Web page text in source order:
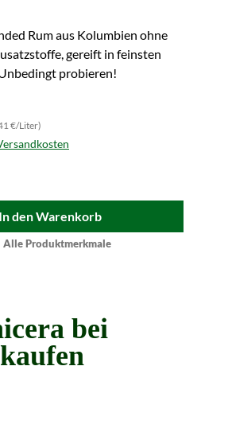
Rum aus Kolumbien ohne
gereift in feinsten
probieren!
€/Liter)
In den Warenkorb
Alle Produktmerkmale
bei